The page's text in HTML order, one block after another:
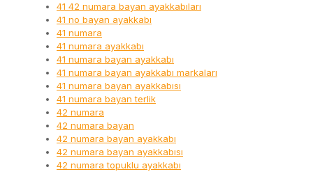
41 42 numara bayan ayakkabıları
41 no bayan ayakkabı
41 numara
41 numara ayakkabı
41 numara bayan ayakkabı
41 numara bayan ayakkabı markaları
41 numara bayan ayakkabısı
41 numara bayan terlik
42 numara
42 numara bayan
42 numara bayan ayakkabı
42 numara bayan ayakkabısı
42 numara topuklu ayakkabı